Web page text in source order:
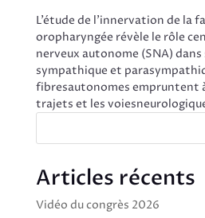
L’étude de l’innervation de la
oropharyngée révèle le rôle
nerveux autonome (SNA)
sympathique et
fibresautonomes empruntent
trajets et les
Articles récents
Vidéo du congrès 2026